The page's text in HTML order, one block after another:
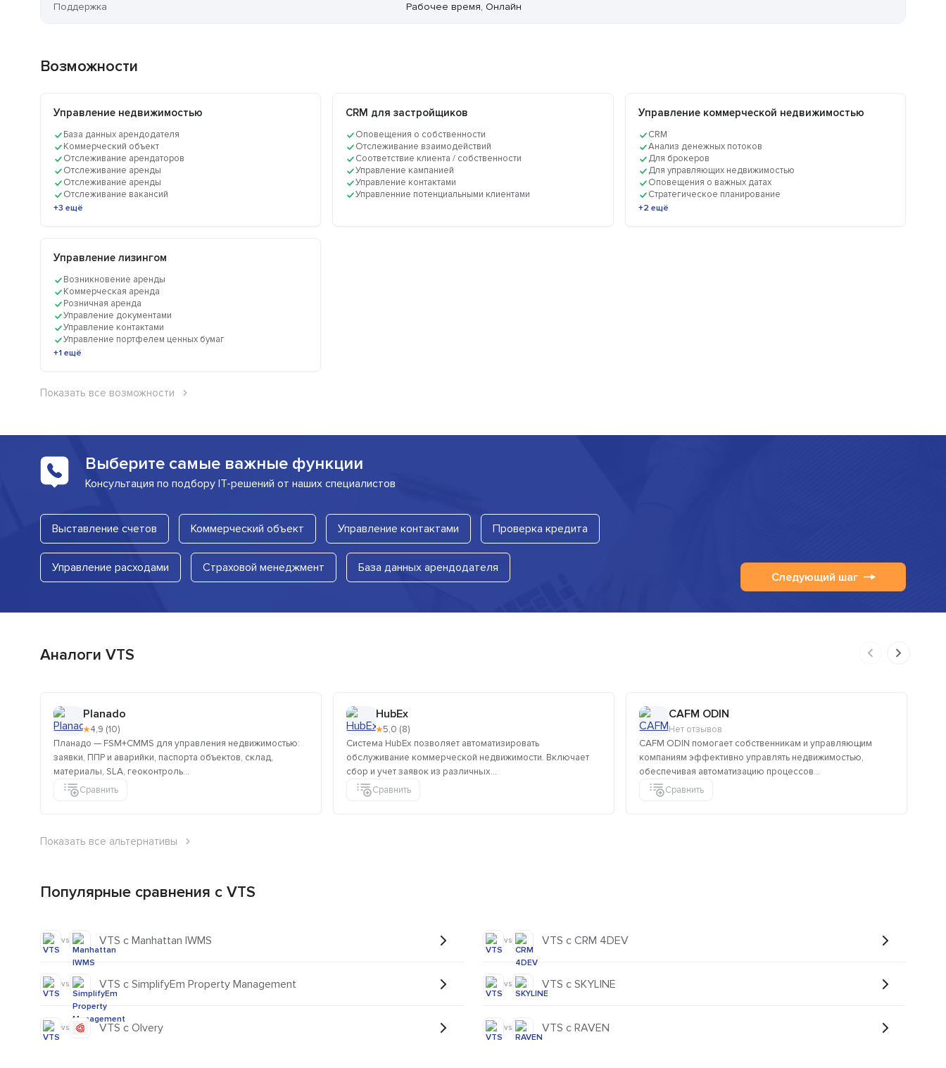
Поддержка Рабочее время, Онлайн
Возможности
Управление недвижимостью
База данных арендодателя
Коммерческий объект
Отслеживание арендаторов
Отслеживание аренды
Отслеживание аренды
Отслеживание вакансий
+3 ещё
CRM для застройщиков
Оповещения о собственности
Отслеживание взаимодействий
Соответствие клиента / собственности
Управление кампанией
Управление контактами
Управленние потенциальными клиентами
Управление коммерческой недвижимостью
CRM
Анализ денежных потоков
Для брокеров
Для управляющих недвижимостью
Оповещения о важных датах
Стратегическое планирование
+2 ещё
Управление лизингом
Возникновение аренды
Коммерческая аренда
Розничная аренда
Управление документами
Управление контактами
Управление портфелем ценных бумаг
+1 ещё
Показать все возможности
Выберите самые важные функции
Консультация по подбору IT-решений от наших специалистов
Выставление счетов Коммерческий объект Управление контактами Проверка кредита
Управление расходами Страховой менеджмент База данных арендодателя
Следующий шаг
Аналоги VTS
Planado
★4,9 (10)
Планадо — FSM+CMMS для управления недвижимостью:
заявки, ППР и аварийки, паспорта объектов, склад,
материалы, SLA, геоконтроль...
Сравнить
HubEx
★5,0 (8)
Система HubEx позволяет автоматизировать
обслуживание коммерческой недвижимости. Включает
сбор и учет заявок из различных...
Сравнить
CAFM ODIN
Нет отзывов
CAFM ODIN помогает собственникам и управляющим
компаниям эффективно управлять недвижимостью,
обеспечивая автоматизацию процессов...
Сравнить
Показать все альтернативы
Популярные сравнения с VTS
vs VTS с Manhattan IWMS
vs VTS с SimplifyEm Property Management
vs VTS с Olvery
vs VTS с CRM 4DEV
vs VTS с SKYLINE
vs VTS с RAVEN